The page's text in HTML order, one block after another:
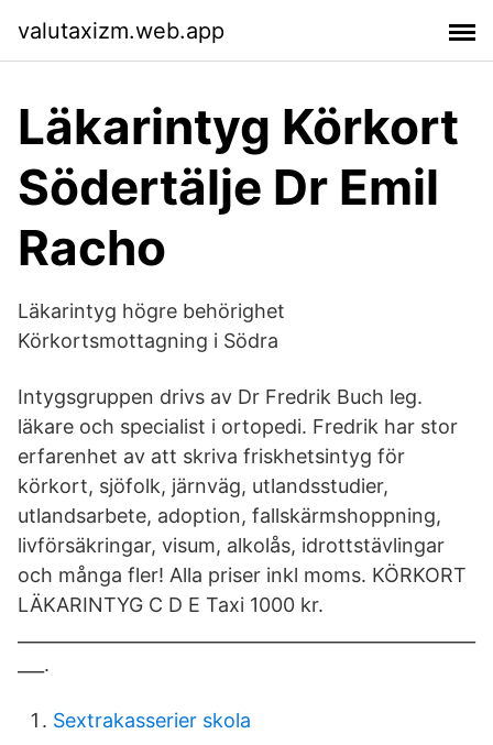
valutaxizm.web.app
Läkarintyg Körkort
Södertälje Dr Emil
Racho
Läkarintyg högre behörighet
Körkortsmottagning i Södra
Intygsgruppen drivs av Dr Fredrik Buch leg.
läkare och specialist i ortopedi. Fredrik har stor
erfarenhet av att skriva friskhetsintyg för
körkort, sjöfolk, järnväg, utlandsstudier,
utlandsarbete, adoption, fallskärmshoppning,
livförsäkringar, visum, alkolås, idrottstävlingar
och många fler! Alla priser inkl moms. KÖRKORT
LÄKARINTYG C D E Taxi 1000 kr.
___.
Sextrakasserier skola